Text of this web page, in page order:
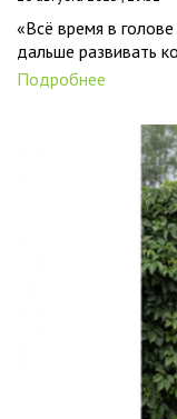
«Всё время в
дальше развивать
Подробнее